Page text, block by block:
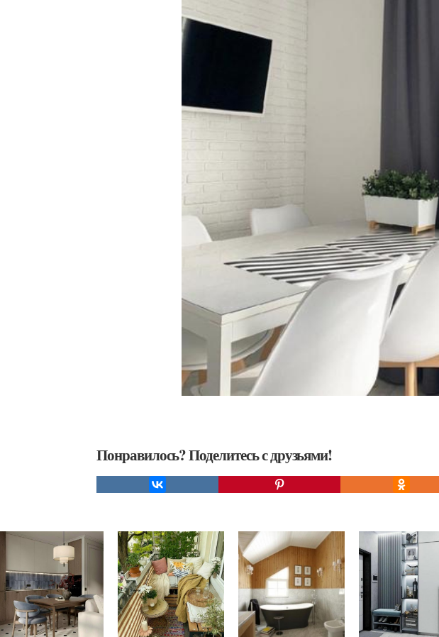
Понравилось? Поделитесь с друзьями!